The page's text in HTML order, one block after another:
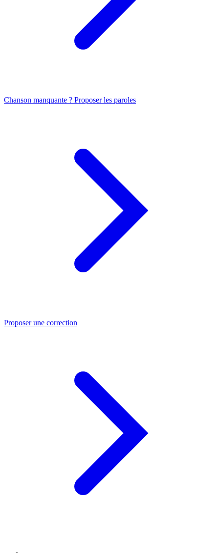
Chanson manquante ? Proposer les paroles
Proposer une correction